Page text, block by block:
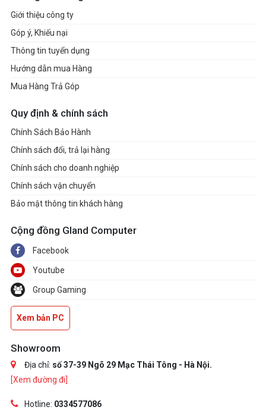
Giới thiệu công ty
Góp ý, Khiếu nại
Thông tin tuyển dụng
Hướng dẫn mua Hàng
Mua Hàng Trả Góp
Quy định & chính sách
Chính Sách Bảo Hành
Chính sách đổi, trả lại hàng
Chính sách cho doanh nghiệp
Chính sách vận chuyển
Bảo mật thông tin khách hàng
Cộng đồng Gland Computer
Facebook
Youtube
Group Gaming
Xem bản PC
Showroom
Địa chỉ: số 37-39 Ngõ 29 Mạc Thái Tông - Hà Nội.
[Xem đường đi]
Hotline: 0334577086